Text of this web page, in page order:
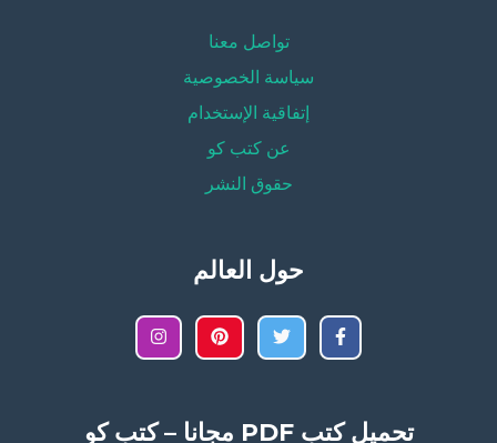
تواصل معنا
سياسة الخصوصية
إتفاقية الإستخدام
عن كتب كو
حقوق النشر
حول العالم
تحميل كتب PDF مجانا – كتب كو